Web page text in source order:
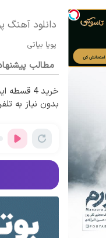
دانلود آهنگ
پویا بیاتی
مطالب
خرید 4
بدون نیاز به